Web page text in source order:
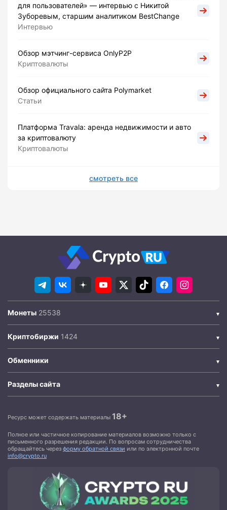
для пользователей» — интервью с Никитой
Зуборевым, старшим аналитиком BestChange
Интервью
Обзор мэтчинг-сервиса OnlyP2P
Криптовалюты
Обзор официального сайта Polymarket
Статьи
Платформа Travala: аренда недвижимости и авто
за криптовалюту
Криптовалюты
смотреть все
Монеты
Криптобиржи
Обменники
Разделы сайта
Ресурс может содержать материалы 18+
Полное или частичное копирование материалов возможно только с
письменного разрешения редакции. По вопросам сотрудничества
обращайтесь через форму обратной связи или по электронной почте
info@crypto.ru